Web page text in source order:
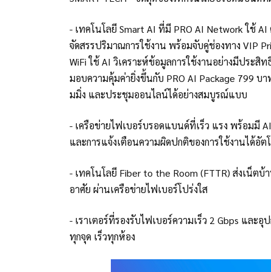
- เทคโนโลยี Smart AI ที่มี PRO AI Network ใช้
จัดสรรปริมาณการใช้งาน พร้อมจับคู่ช่องทาง VIP
WiFi ใช้ AI วิเคราะห์ข้อมูลการใช้งานอย่างมีประ
มอบความคุ้มค่ายิ่งขึ้นกับ PRO AI Package 799 บ
มมิ่ง และประชุมออนไลน์ได้อย่างสมบูรณ์แบบ
- เครือข่ายไฟเบอร์บรอดแบนด์ที่เร็ว แรง พร้อม
และการแจ้งเตือนความผิดปกติของการใช้งานได้
- เทคโนโลยี Fiber to the Room (FTTR) ส่งเน็ต
อาศัย ผ่านเครือข่ายไฟเบอร์โปร่งใส
- เราเตอร์ที่รองรับไฟเบอร์ความเร็ว 2 Gbps แล
ทุกจุด เร็วทุกห้อง